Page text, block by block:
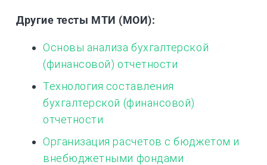
Другие тесты МТИ (МОИ):
Основы анализа бухгалтерской
(финансовой) отчетности
Технология составления
бухгалтерской (финансовой)
отчетности
Организация расчетов с бюджетом и
внебюджетными фондами